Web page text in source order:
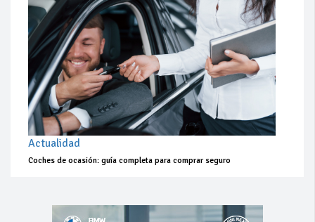
Actualidad
Coches de ocasión: guía completa para comprar seguro